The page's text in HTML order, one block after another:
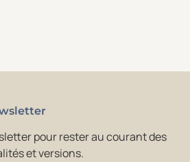
pour rester au courant des
et versions.